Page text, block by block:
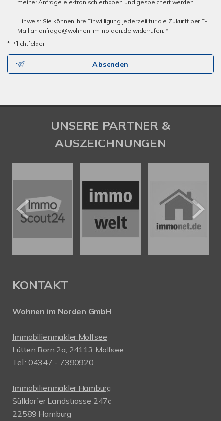
meiner Anfrage elektronisch erhoben und gespeichert werden.
Hinweis: Sie können Ihre Einwilligung jederzeit für die Zukunft per E-
Mail an anfrage@wohnen-im-norden.de widerrufen. *
* Pflichtfelder
Absenden
UNSERE PARTNER &
AUSZEICHNUNGEN
KONTAKT
Wohnen im Norden GmbH
Immobilienmakler Molfsee
Lütten Born 2a, 24113 Molfsee
Tel.: 04347 - 7390920
Immobilienmakler Hamburg
Sülldorfer Landstrasse 247c
22589 Hamburg